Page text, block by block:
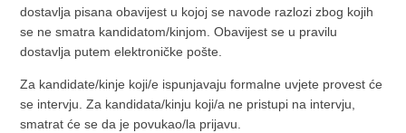
dostavlja pisana obavijest u kojoj se navode razlozi zbog kojih
se ne smatra kandidatom/kinjom. Obavijest se u pravilu
dostavlja putem elektroničke pošte.
Za kandidate/kinje koji/e ispunjavaju formalne uvjete provest će
se intervju. Za kandidata/kinju koji/a ne pristupi na intervju,
smatrat će se da je povukao/la prijavu.